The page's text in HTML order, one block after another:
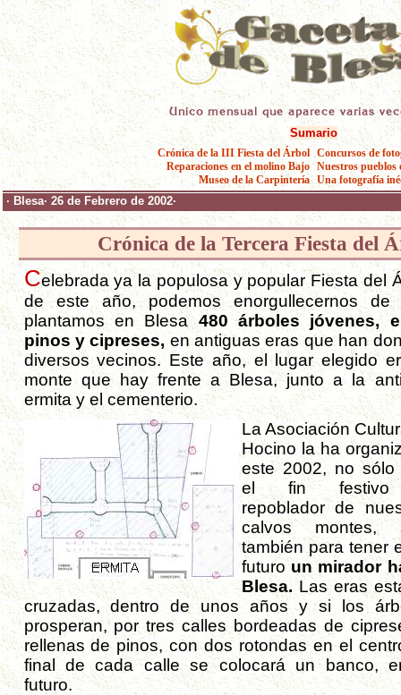
Sumario
Crónica de la III Fiesta del Árbol
Reparaciones en el molino Bajo
Museo de la Carpintería
Concursos de
Nuestros pueblos
Una fotografía
· Blesa· 26 de Febrero de 2002·
Crónica de la Tercera Fiesta del
Celebrada ya la populosa y popular Fiesta del
de este año, podemos enorgullecernos de
plantamos en Blesa 480 árboles jóvenes,
pinos y cipreses, en antiguas eras que han
diversos vecinos. Este año, el lugar elegido
monte que hay frente a Blesa, junto a la
ermita y el cementerio.
La Asociación
Hocino la ha
este 2002, no sólo
el fin
repoblador de
calvos montes,
también para tener
futuro un mirador
Blesa. Las eras
cruzadas, dentro de unos años y si los
prosperan, por tres calles bordeadas de
rellenas de pinos, con dos rotondas en el
final de cada calle se colocará un banco,
futuro.